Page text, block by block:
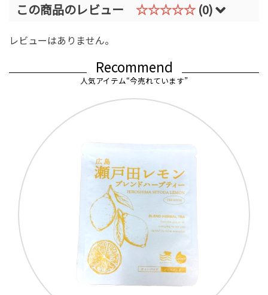
この商品のレビュー ☆☆☆☆☆ (0)
レビューはありません。
Recommend
人気アイテム“今売れています”